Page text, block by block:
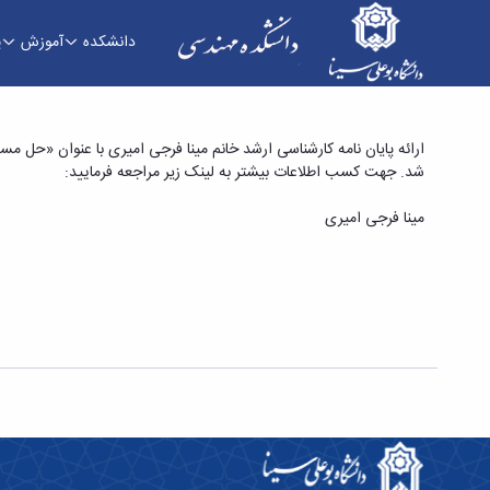
دانشکده آموزش
ارائه پایان نامه کارشناسی ارشد خانم مینا
مهندسیشد. جهت کسب اطلاعات بیشتر به لینک زیر مراجعه فرمایید:
مینا فرجی امیری